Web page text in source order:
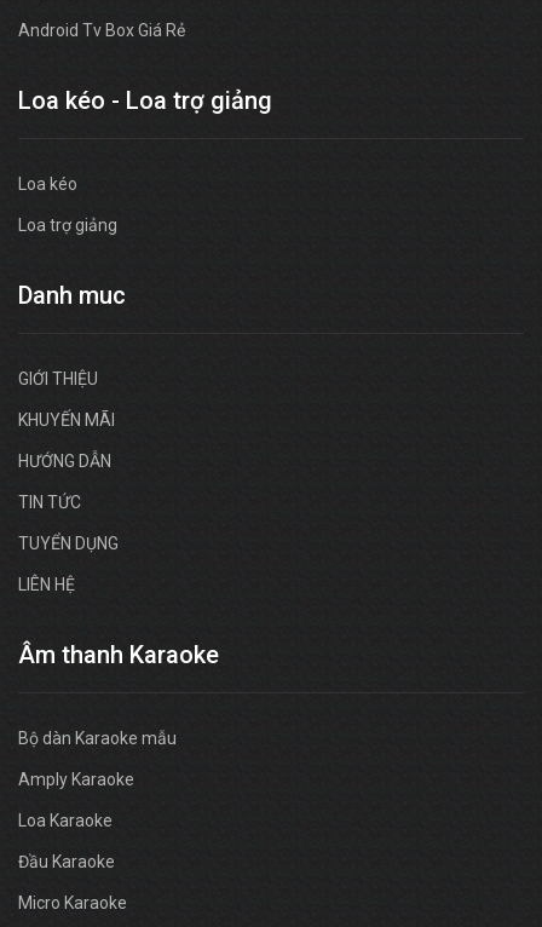
Android Tv Box Giá Rẻ
Loa kéo - Loa trợ giảng
Loa kéo
Loa trợ giảng
Danh muc
GIỚI THIỆU
KHUYẾN MÃI
HƯỚNG DẪN
TIN TỨC
TUYỂN DỤNG
LIÊN HỆ
Âm thanh Karaoke
Bộ dàn Karaoke mẫu
Amply Karaoke
Loa Karaoke
Đầu Karaoke
Micro Karaoke